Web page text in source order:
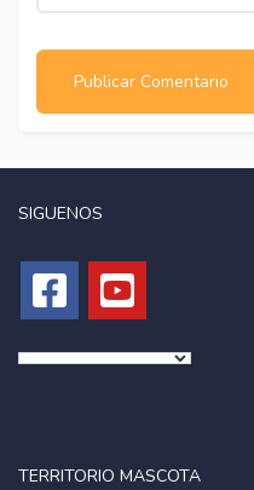
SIGUENOS
TERRITORIO MASCOTA